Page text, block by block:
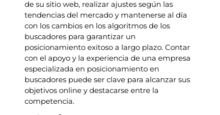
de su sitio web, realizar ajustes según las
tendencias del mercado y mantenerse al día
con los cambios en los algoritmos de los
buscadores para garantizar un
posicionamiento exitoso a largo plazo. Contar
con el apoyo y la experiencia de una empresa
especializada en posicionamiento en
buscadores puede ser clave para alcanzar sus
objetivos online y destacarse entre la
competencia.